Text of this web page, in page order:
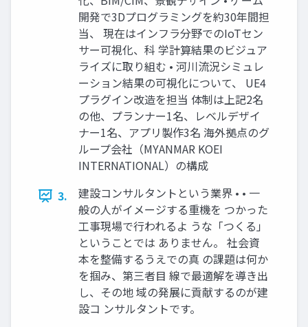
開発で3Dプログラミングを約30年間担
当、 現在はインフラ分野でのIoTセン
サー可視化、科 学計算結果のビジュア
ライズに取り組む • 河川流況シミュレ
ーション結果の可視化について、 UE4
プラグイン改造を担当 体制は上記2名
の他、プランナー1名、レベルデザイ
ナー1名、アプリ製作3名 海外拠点のグ
ループ会社（MYANMAR KOEI
INTERNATIONAL）の構成
3.
建設コンサルタントという業界 • • 一
般の人がイメージする重機を つかった
工事現場で行われるよ うな「つくる」
ということでは ありません。 社会資
本を整備するうえでの真 の課題は何か
を掴み、第三者目 線で最適解を導き出
し、その地 域の発展に貢献するのが建
設コ ンサルタントです。